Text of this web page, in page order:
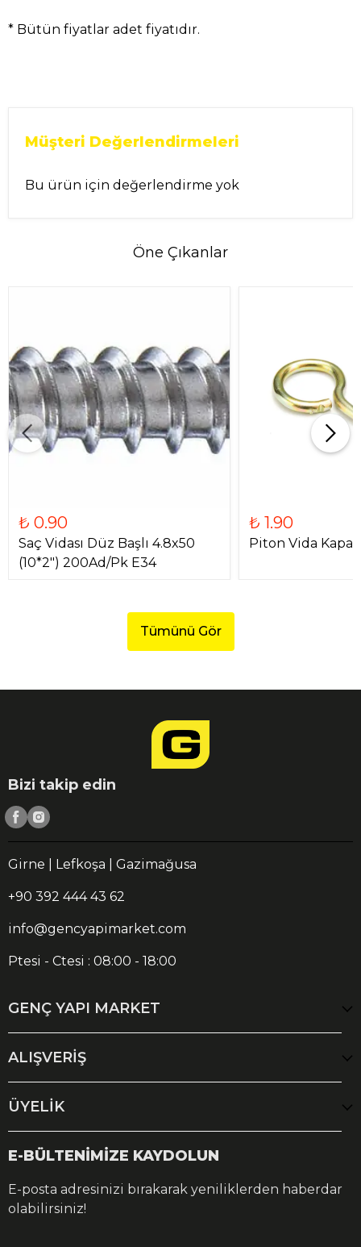
* Bütün fiyatlar adet fiyatıdır.
Müşteri Değerlendirmeleri
Bu ürün için değerlendirme yok
Öne Çıkanlar
₺ 0.90
Saç Vidası Düz Başlı 4.8x50
(10*2") 200Ad/Pk E34
₺ 1.90
Piton Vida
Tümünü Gör
Bizi takip edin
Girne | Lefkoşa | Gazimağusa
+90 392 444 43 62
info@gencyapimarket.com
Ptesi - Ctesi : 08:00 - 18:00
GENÇ YAPI MARKET
ALIŞVERİŞ
ÜYELİK
E-BÜLTENİMİZE KAYDOLUN
E-posta adresinizi bırakarak yeniliklerden haberdar
olabilirsiniz!